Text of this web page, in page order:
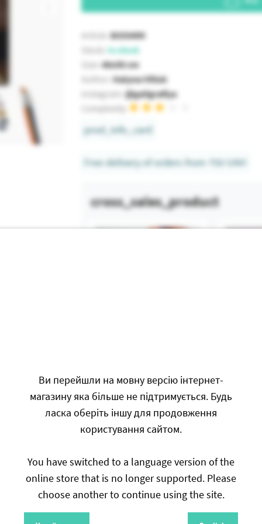
BS53495
In stock
Size:40x50 cm
Author:Halyna Vitiuk
Instagram:@galigrafiya
prod_info_card
Free delivery of orders from 750 UAH
cross_sales_product
75.00UAH
Buy
115
Ви перейшли на мовну версію інтернет-
магазину яка більше не підтримується. Будь
ласка оберіть іншу для продовження
користування сайтом.
You have switched to a language version of the
online store that is no longer supported. Please
choose another to continue using the site.